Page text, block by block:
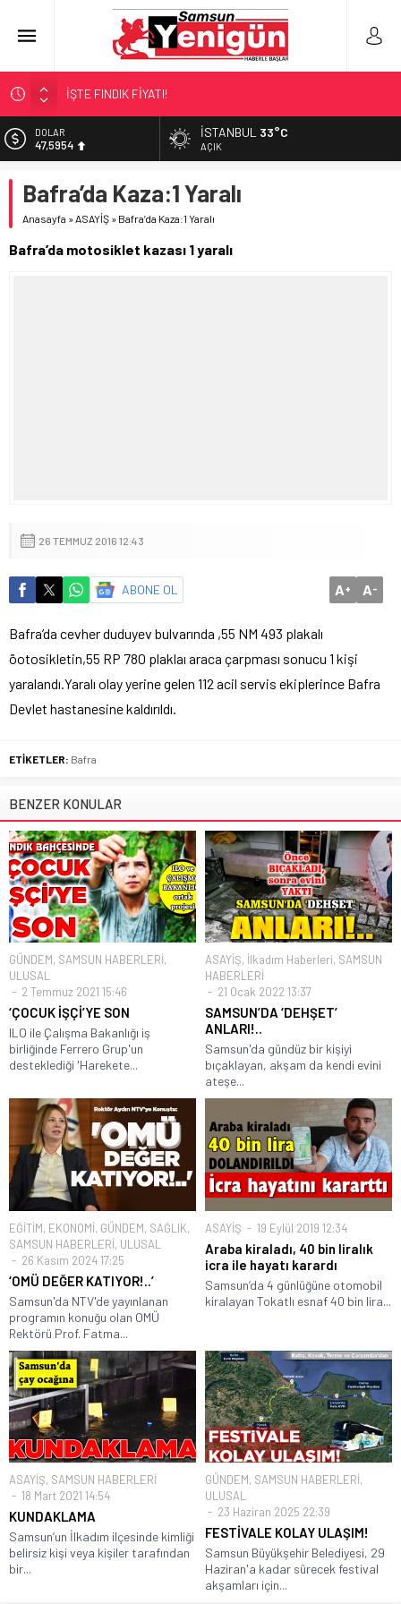
İŞTE FINDIK FİYATI!
SAMSUNSPOR’DA TRANSFER!
ALAÇAM’A ‘DEV’ YATIRIM!
‘BAFRA’YA YATIRIM YAPIN!’
DOLAR
47,5954
55,0690
ALTIN
İSTANBUL 33°C
AÇIK
Bafra’da Kaza:1 Yaralı
Anasayfa »ASAYİŞ » Bafra’da Kaza:1 Yaralı
Bafra’da motosiklet kazası 1 yaralı
26 TEMMUZ 2016 12:43
ABONE OL A+ A-
Bafra’da cevher duduyev bulvarında ,55 NM 493 plakalı
öotosikletin,55 RP 780 plaklaı araca çarpması sonucu 1 kişi
yaralandı.Yaralı olay yerine gelen 112 acil servis ekiplerince Bafra
Devlet hastanesine kaldırıldı.
ETİKETLER: Bafra
BENZER KONULAR
GÜNDEM, SAMSUN HABERLERİ,
ULUSAL
2 Temmuz 2021 15:46
‘ÇOCUK İŞÇİ’YE SON
ILO ile Çalışma Bakanlığı iş
birliğinde Ferrero Grup'un
desteklediği 'Harekete...
ASAYİŞ, İlkadım Haberleri, SAMSUN
HABERLERİ
21 Ocak 2022 13:37
SAMSUN’DA ‘DEHŞET’
ANLARI!..
Samsun'da gündüz bir kişiyi
bıçaklayan, akşam da kendi evini
ateşe...
EĞİTİM, EKONOMİ, GÜNDEM, SAĞLIK,
SAMSUN HABERLERİ, ULUSAL
26 Kasım 2024 17:25
‘OMÜ DEĞER KATIYOR!..’
Samsun'da NTV'de yayınlanan
programın konuğu olan OMÜ
Rektörü Prof. Fatma...
ASAYİŞ 19 Eylül 2019 12:34
Araba kiraladı, 40 bin liralık
icra ile hayatı karardı
Samsun’da 4 günlüğüne otomobil
kiralayan Tokatlı esnaf 40 bin lira...
ASAYİŞ, SAMSUN HABERLERİ
18 Mart 2021 14:54
KUNDAKLAMA
Samsun’un İlkadım ilçesinde kimliği
belirsiz kişi veya kişiler tarafından
bir...
GÜNDEM, SAMSUN HABERLERİ,
ULUSAL
23 Haziran 2025 22:39
FESTİVALE KOLAY ULAŞIM!
Samsun Büyükşehir Belediyesi, 29
Haziran'a kadar sürecek festival
akşamları için...